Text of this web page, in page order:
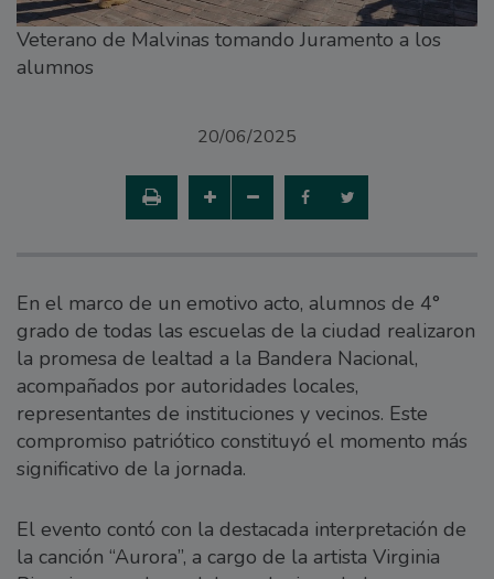
Veterano de Malvinas tomando Juramento a los
alumnos
20/06/2025
En el marco de un emotivo acto, alumnos de 4°
grado de todas las escuelas de la ciudad realizaron
la promesa de lealtad a la Bandera Nacional,
acompañados por autoridades locales,
representantes de instituciones y vecinos. Este
compromiso patriótico constituyó el momento más
significativo de la jornada.
El evento contó con la destacada interpretación de
la canción “Aurora”, a cargo de la artista Virginia